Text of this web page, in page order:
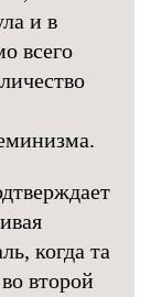
и в
всего
когда та
второй